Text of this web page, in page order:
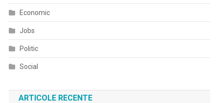
Economic
Jobs
Politic
Social
ARTICOLE RECENTE